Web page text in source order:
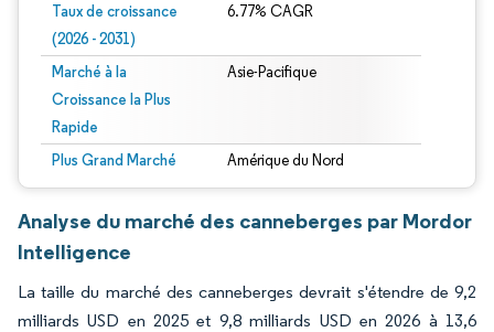
Taux de croissance
(2026 - 2031)
6.77% CAGR
Marché à la
Croissance la Plus
Rapide
Asie-Pacifique
Plus Grand Marché Amérique du Nord
Analyse du marché des canneberges par Mordor
Intelligence
La taille du marché des canneberges devrait s'étendre de 9,2
milliards USD en 2025 et 9,8 milliards USD en 2026 à 13,6